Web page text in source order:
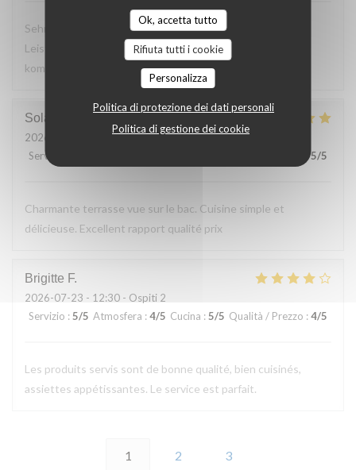
Ok, accetta tutto
Rifiuta tutti i cookie
Personalizza
Politica di protezione dei dati personali
Politica di gestione dei cookie
Sehr leckeres 3 Gang Menü mit guten Preis
Leistungsverhältnis. Nettes freundliches Personal Wir
kommen gerne wieder
Solange
2026-07-24
- 13:30 - Ospiti 2
Servizio
5/5
Charmante terrasse vue sur le bac. Cuisine simple et
délicieuse. Excellent rapport qualité prix
Brigitte F
2026-07-23 - 12:30 - Ospiti 2
Servizio : 5/5 Atmosfera : 4/5 Cucina : 5/5 Qualità / Prezzo : 4/5
Les produits servis sont de bonne qualité, bien cuisinés,
assiettes appétissantes. Le service est parfait.
1 2 3